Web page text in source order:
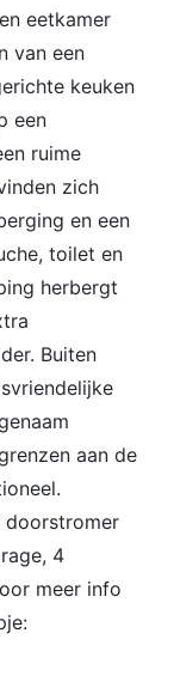
eetkamer
van een
keuken
een
ruime
zich
en een
toilet en
herbergt
Buiten
aan de
doorstromer
4
meer info